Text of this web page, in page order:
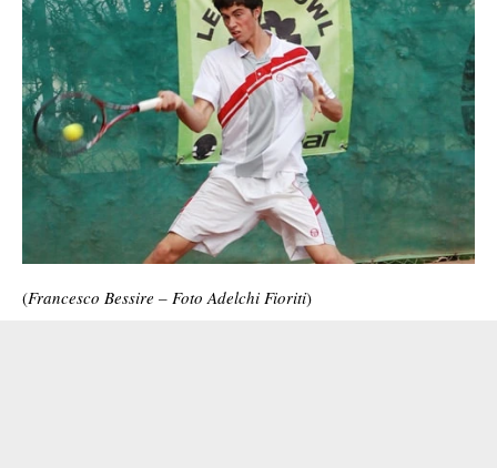
(Francesco Bessire – FotoAdelchi Fioriti)